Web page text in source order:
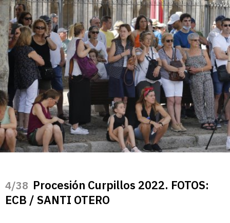
/38 Procesión Curpillos 2022. FOTOS:
ECB / SANTI OTERO